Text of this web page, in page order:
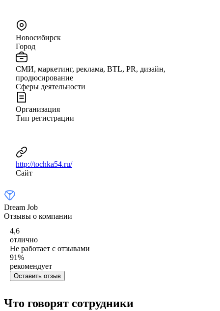
Новосибирск
Город
СМИ, маркетинг, реклама, BTL, PR, дизайн,
продюсирование
Сферы деятельности
Организация
Тип регистрации
http://tochka54.ru/
Сайт
Dream Job
Отзывы о компании
4,6
отлично
Не работает с отзывами
91%
рекомендует
Оставить отзыв
Что говорят сотрудники